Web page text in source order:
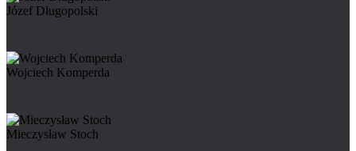
Józef Długopolski
Wojciech Komperda
Mieczysław Stoch